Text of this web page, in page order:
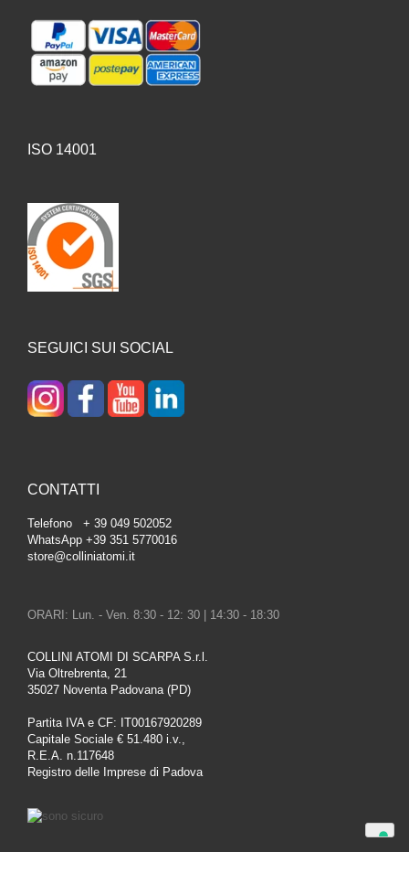
ISO 14001
SEGUICI SUI SOCIAL
CONTATTI
Telefono + 39 049 502052
WhatsApp +39 351 5770016
store@colliniatomi.it
ORARI: Lun. - Ven. 8:30 - 12: 30 | 14:30 - 18:30
COLLINI ATOMI DI SCARPA S.r.l.
Via Oltrebrenta, 21
35027 Noventa Padovana (PD)
Partita IVA e CF: IT00167920289
Capitale Sociale € 51.480 i.v.,
R.E.A. n.117648
Registro delle Imprese di Padova